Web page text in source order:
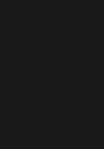
nueva ventana)
ventana)